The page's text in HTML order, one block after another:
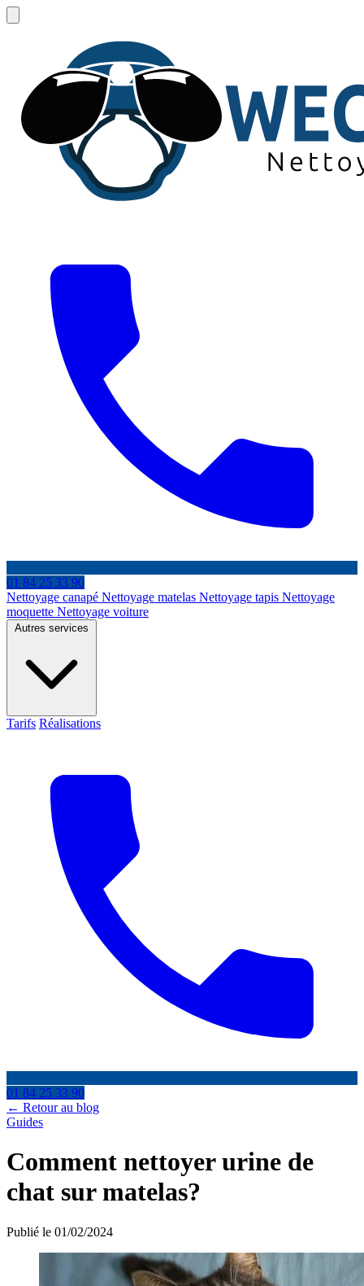
01 84 25 33 90
Nettoyage canapé Nettoyage matelas Nettoyage tapis Nettoyage
moquette Nettoyage voiture
Autres services
Tarifs Réalisations
01 84 25 33 90
← Retour au blog
Guides
Comment nettoyer urine de
chat sur matelas?
Publié le 01/02/2024